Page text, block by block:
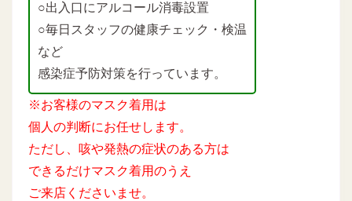
○出入口にアルコール消毒設置
○毎日スタッフの健康チェック・検温
など
感染症予防対策を行っています。
※お客様のマスク着用は
個人の判断にお任せします。
ただし、咳や発熱の症状のある方は
できるだけマスク着用のうえ
ご来店くださいませ。